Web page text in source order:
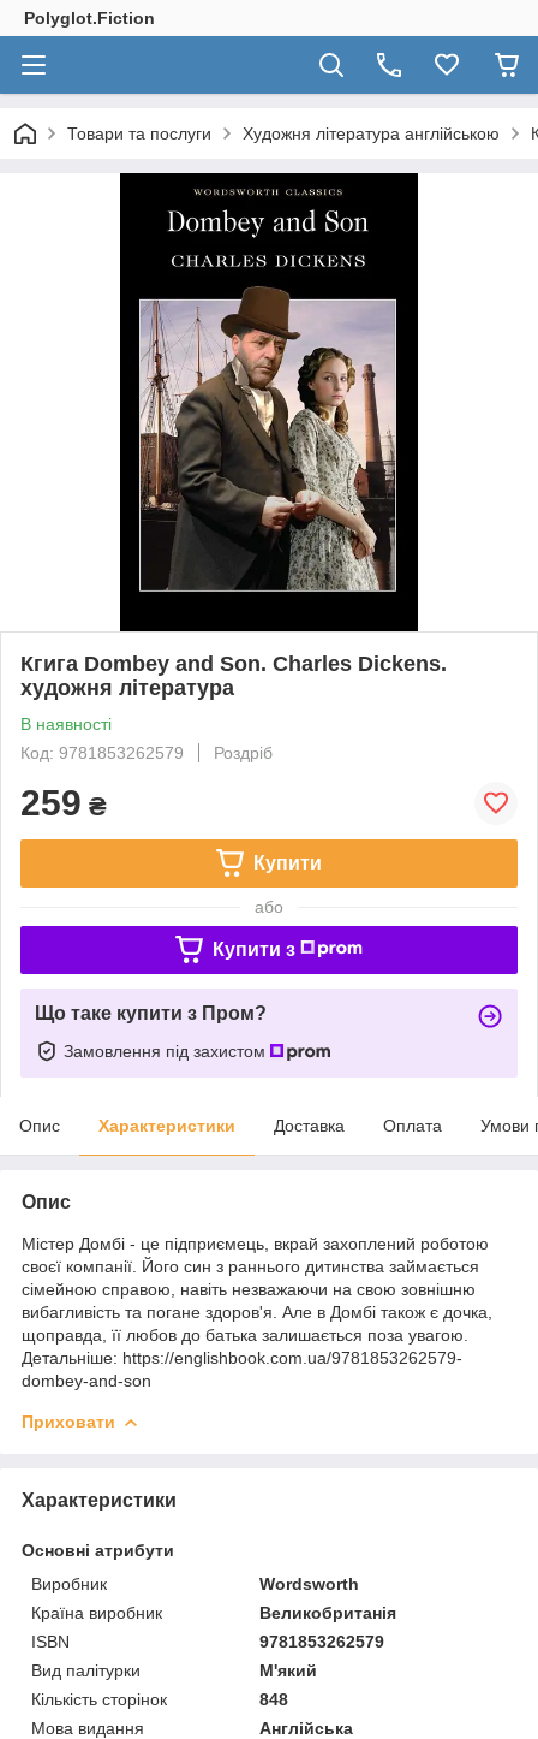
Polyglot.Fiction
Товари та послуги Художня література англійською
Кгига Dombey and Son. Charles Dickens.
художня література
В наявності
Код: 9781853262579
Роздріб
259 ₴
Купити
або
Купити з
Що таке купити з Пром?
Замовлення під захистом
Опис Характеристики Доставка Оплата Умови
Опис
Містер Домбі - це підприємець, вкрай захоплений роботою
своєї компанії. Його син з раннього дитинства займається
сімейною справою, навіть незважаючи на свою зовнішню
вибагливість та погане здоров'я. Але в Домбі також є дочка,
щоправда, її любов до батька залишається поза увагою.
Детальніше: https://englishbook.com.ua/9781853262579-
dombey-and-son
Приховати
Характеристики
Основні атрибути
Виробник
Wordsworth
Країна виробник
Великобританія
ISBN
9781853262579
Вид палітурки
М'який
Кількість сторінок
848
Мова видання
Англійська